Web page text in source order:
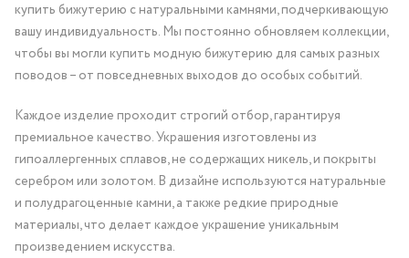
купить бижутерию с натуральными камнями, подчеркивающую
вашу индивидуальность. Мы постоянно обновляем коллекции,
чтобы вы могли купить модную бижутерию для самых разных
поводов – от повседневных выходов до особых событий.
Каждое изделие проходит строгий отбор, гарантируя
премиальное качество. Украшения изготовлены из
гипоаллергенных сплавов, не содержащих никель, и покрыты
серебром или золотом. В дизайне используются натуральные
и полудрагоценные камни, а также редкие природные
материалы, что делает каждое украшение уникальным
произведением искусства.